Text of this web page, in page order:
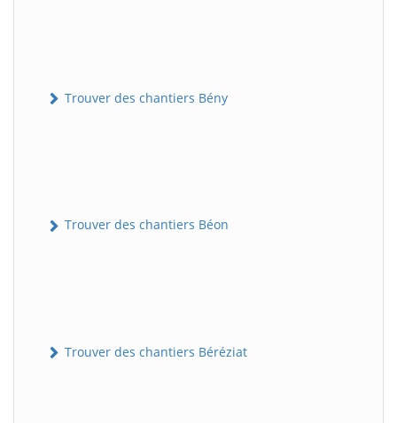
Trouver des chantiers Bény
Trouver des chantiers Béon
Trouver des chantiers Béréziat